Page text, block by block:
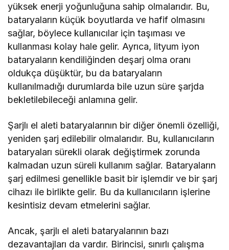
yüksek enerji yoğunluğuna sahip olmalarıdır. Bu,
bataryaların küçük boyutlarda ve hafif olmasını
sağlar, böylece kullanıcılar için taşıması ve
kullanması kolay hale gelir. Ayrıca, lityum iyon
bataryaların kendiliğinden deşarj olma oranı
oldukça düşüktür, bu da bataryaların
kullanılmadığı durumlarda bile uzun süre şarjda
bekletilebileceği anlamına gelir.
Şarjlı el aleti bataryalarının bir diğer önemli özelliği,
yeniden şarj edilebilir olmalarıdır. Bu, kullanıcıların
bataryaları sürekli olarak değiştirmek zorunda
kalmadan uzun süreli kullanım sağlar. Bataryaların
şarj edilmesi genellikle basit bir işlemdir ve bir şarj
cihazı ile birlikte gelir. Bu da kullanıcıların işlerine
kesintisiz devam etmelerini sağlar.
Ancak, şarjlı el aleti bataryalarının bazı
dezavantajları da vardır. Birincisi, sınırlı çalışma